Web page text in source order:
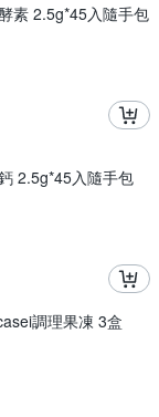
素 2.5g*45入隨手包
2.5g*45入隨手包
調理果凍 3盒